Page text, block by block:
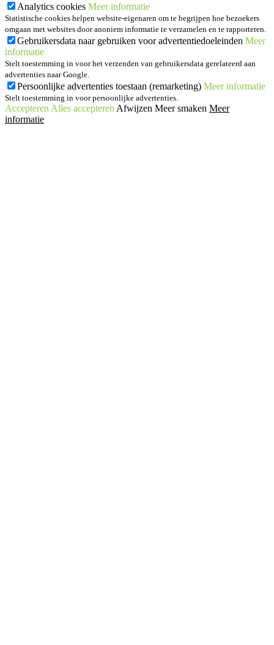
Analytics cookies Meer informatie
Statistische cookies helpen website-eigenaren om te begrijpen hoe bezoekers
omgaan met websites door anoniem informatie te verzamelen en te rapporteren.
Gebruikersdata naar gebruiken voor advertentiedoeleinden Meer
informatie
Stelt toestemming in voor het verzenden van gebruikersdata gerelateerd aan
advertenties naar Google.
Persoonlijke advertenties toestaan (remarketing) Meer informatie
Stelt toestemming in voor persoonlijke advertenties.
Accepteren Alles accepteren Afwijzen Meer smaken Meer
informatie